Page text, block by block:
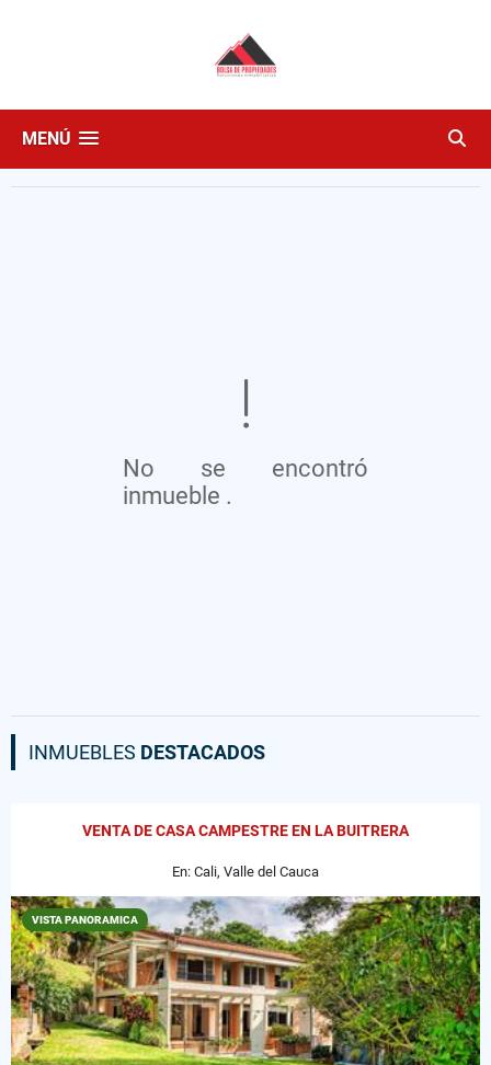
MENÚ
No se encontró
inmueble .
INMUEBLES DESTACADOS
VENTA DE CASA CAMPESTRE EN LA BUITRERA
En: Cali, Valle del Cauca
VISTA PANORAMICA